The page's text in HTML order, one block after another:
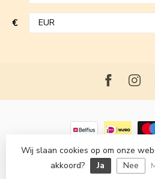
€
© Copyright 2026 Maxime Fashion-
Lightspeed design
Wij slaan cookies op om onze
akkoord?
Ja Nee